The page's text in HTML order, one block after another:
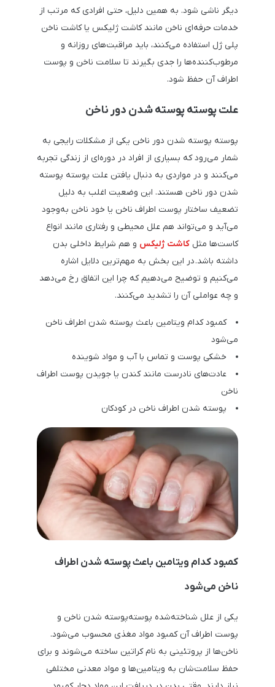
دیگر ناشی شود. به همین دلیل، حتی افرادی که مرتب از
خدمات حرفه‌ای ناخن مانند کاشت ژلیکس یا کاشت ناخن
پلی ژل استفاده می‌کنند، باید مراقبت‌های روزانه و
مرطوب‌کننده‌ها را جدی بگیرند تا سلامت ناخن و پوست
اطراف آن حفظ شود.
علت پوسته پوسته شدن دور ناخن
پوسته پوسته شدن دور ناخن یکی از مشکلات رایجی به
شمار می‌رود که بسیاری از افراد در دوره‌ای از زندگی تجربه
می‌کنند و در مواردی به دنبال یافتن علت پوسته پوسته
شدن دور ناخن هستند. این وضعیت اغلب به ‌دلیل
تضعیف ساختار پوست اطراف ناخن یا خود ناخن به‌وجود
می‌آید و می‌تواند هم علل محیطی و رفتاری مانند انواع
کاست‌ها مثل کاشت ژلیکس و هم شرایط داخلی بدن
داشته باشد. در این بخش به مهم‌ترین دلایل اشاره
می‌کنیم و توضیح می‌دهیم که چرا این اتفاق رخ می‌دهد
و چه عواملی آن را تشدید می‌کنند.
کمبود کدام ویتامین باعث پوسته شدن اطراف ناخن
می‌شود
خشکی پوست و تماس با آب و مواد شوینده
عادت‌های نادرست مانند کندن یا جویدن پوست اطراف
ناخن
پوسته شدن اطراف ناخن در کودکان
کمبود کدام ویتامین باعث پوسته شدن اطراف
ناخن می‌شود
یکی از علل شناخته‌شده پوسته‌پوسته شدن ناخن و
پوست اطراف آن کمبود مواد مغذی محسوب می‌شود.
ناخن‌ها از پروتئینی به نام کراتین ساخته می‌شوند و برای
حفظ سلامت‌شان به ویتامین‌ها و مواد معدنی مختلفی